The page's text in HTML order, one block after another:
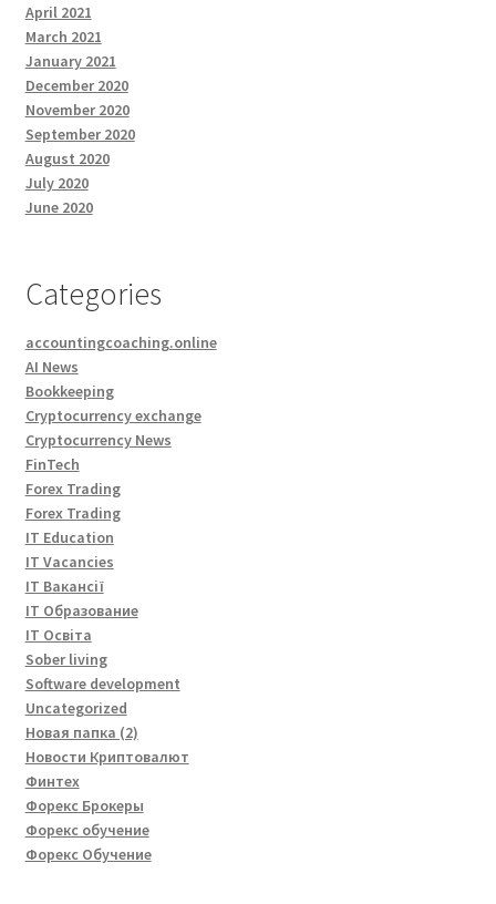
April 2021
March 2021
January 2021
December 2020
November 2020
September 2020
August 2020
July 2020
June 2020
Categories
accountingcoaching.online
AI News
Bookkeeping
Cryptocurrency exchange
Cryptocurrency News
FinTech
Forex Trading
Forex Trading
IT Education
IT Vacancies
IT Вакансії
IT Образование
IT Освіта
Sober living
Software development
Uncategorized
Новая папка (2)
Новости Криптовалют
Финтех
Форекс Брокеры
Форекс обучение
Форекс Обучение